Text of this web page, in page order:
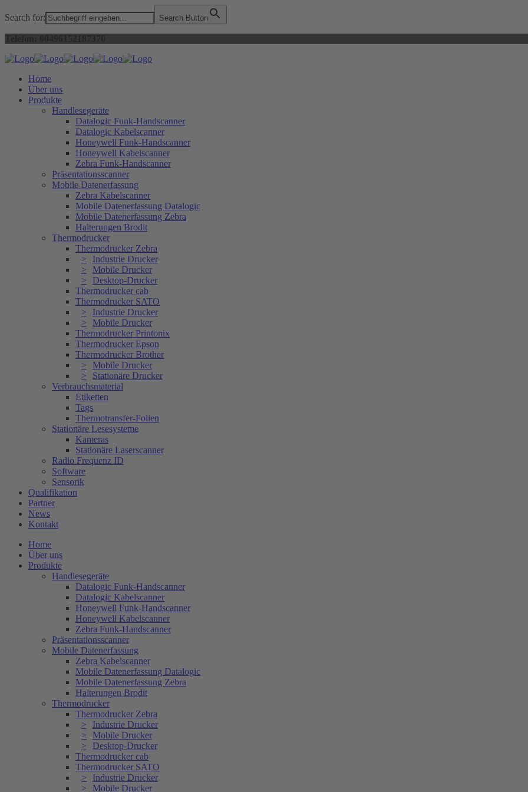
Search for: Search Button
Home
Über uns
Produkte
Handlesegeräte
Datalogic Funk-Handscanner
Datalogic Kabelscanner
Honeywell Funk-Handscanner
Honeywell Kabelscanner
Zebra Funk-Handscanner
Präsentationsscanner
Mobile Datenerfassung
Zebra Kabelscanner
Mobile Datenerfassung Datalogic
Mobile Datenerfassung Zebra
Halterungen Brodit
Thermodrucker
Thermodrucker Zebra
Industrie Drucker
Mobile Drucker
Desktop-Drucker
Thermodrucker cab
Thermodrucker SATO
Industrie Drucker
Mobile Drucker
Thermodrucker Printonix
Thermodrucker Epson
Thermodrucker Brother
Mobile Drucker
Stationäre Drucker
Verbrauchsmaterial
Etiketten
Tags
Thermotransfer-Folien
Stationäre Lesesysteme
Kameras
Stationäre Laserscanner
Radio Frequenz ID
Software
Sensorik
Qualifikation
Partner
News
Kontakt
Home
Über uns
Produkte
Handlesegeräte
Datalogic Funk-Handscanner
Datalogic Kabelscanner
Honeywell Funk-Handscanner
Honeywell Kabelscanner
Zebra Funk-Handscanner
Präsentationsscanner
Mobile Datenerfassung
Zebra Kabelscanner
Mobile Datenerfassung Datalogic
Mobile Datenerfassung Zebra
Halterungen Brodit
Thermodrucker
Thermodrucker Zebra
Industrie Drucker
Mobile Drucker
Desktop-Drucker
Thermodrucker cab
Thermodrucker SATO
Industrie Drucker
Mobile Drucker